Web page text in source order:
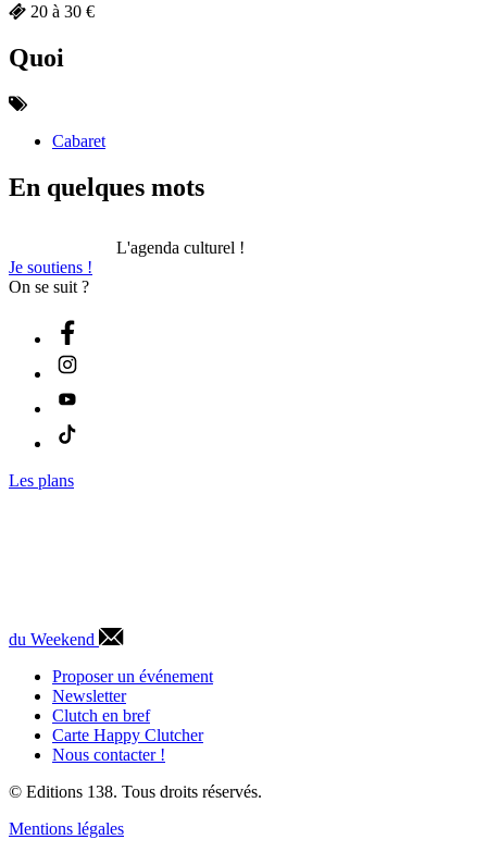
20 à 30 €
Quoi
Cabaret
En quelques mots
L'agenda culturel !
Je soutiens !
On se suit ?
Les plans
du Weekend
Proposer un événement
Newsletter
Clutch en bref
Carte Happy Clutcher
Nous contacter !
© Editions 138. Tous droits réservés.
Mentions légales